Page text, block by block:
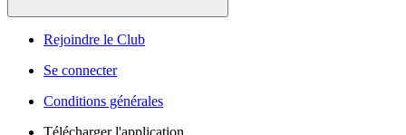
Rejoindre le Club
Se connecter
Conditions générales
Télécharger l'application